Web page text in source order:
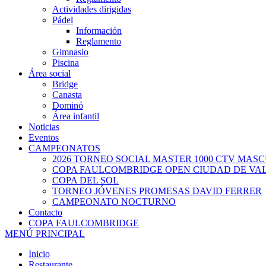
Actividades dirigidas
Pádel
Información
Reglamento
Gimnasio
Piscina
Área social
Bridge
Canasta
Dominó
Área infantil
Noticias
Eventos
CAMPEONATOS
2026 TORNEO SOCIAL MASTER 1000 CTV
COPA FAULCOMBRIDGE OPEN CIUDAD DE
COPA DEL SOL
TORNEO JÓVENES PROMESAS DAVID FERRER
CAMPEONATO NOCTURNO
Contacto
COPA FAULCOMBRIDGE
MENÚ PRINCIPAL
Inicio